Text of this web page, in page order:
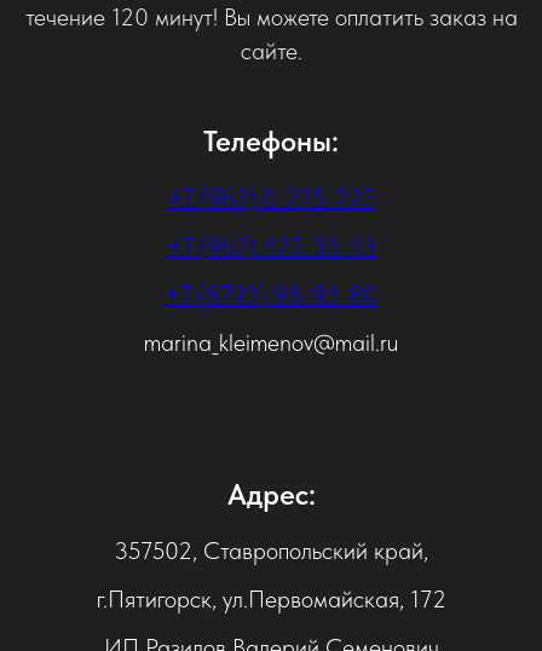
течение 120 минут! Вы можете оплатить заказ на
сайте.
Телефоны:
+7 (962) 0-225-225
+7 (962) 425-33-43
+7 (8793) 98-93-80
marina_kleimenov@mail.ru
Адрес:
357502, Ставропольский край,
г.Пятигорск, ул.Первомайская, 172